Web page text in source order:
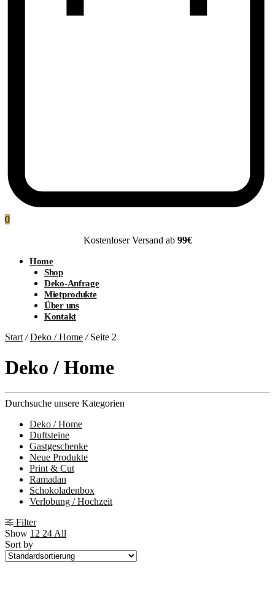
0
Kostenloser Versand ab 99€
Home
Shop
Deko-Anfrage
Mietprodukte
Über uns
Kontakt
Start / Deko / Home /Seite 2
Deko / Home
Durchsuche unsere Kategorien
Deko / Home
Duftsteine
Gastgeschenke
Neue Produkte
Print & Cut
Ramadan
Schokoladenbox
Verlobung / Hochzeit
Filter
Show 12 24 All
Sort by